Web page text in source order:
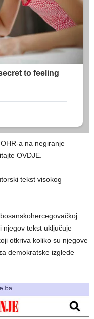
a na negiranje
OVDJE.
tekst visokog
njegov tekst uključuje
otkriva koliko su njegove
demokratske izglede